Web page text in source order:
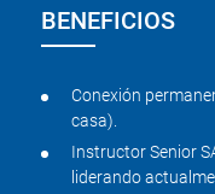
BENEFICIOS
Conexión
casa).
Instructor Senior
liderando